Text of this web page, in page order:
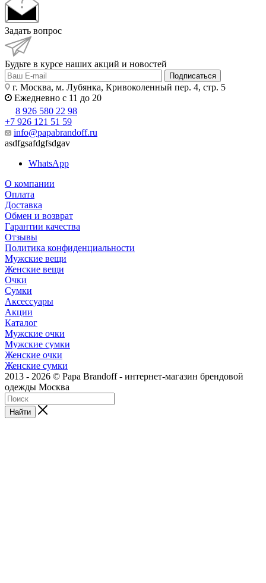
Задать вопрос
Будьте в курсе наших акций и новостей
Подписаться
г. Москва, м. Лубянка, Кривоколенный пер. 4, стр. 5
Ежедневно с 11 до 20
8 926 580 22 98
+7 926 121 51 59
info@papabrandoff.ru
asdfgsafdgfsdgav
WhatsApp
О компании
Оплата
Доставка
Обмен и возврат
Гарантии качества
Отзывы
Политика конфиденциальности
Мужские вещи
Женские вещи
Очки
Сумки
Аксессуары
Акции
Каталог
Мужские очки
Мужские сумки
Женские очки
Женские сумки
2013 - 2026 © Papa Brandoff - интернет-магазин брендовой
одежды Москва
Найти